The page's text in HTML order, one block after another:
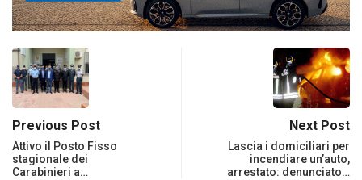
Previous Post
Attivo il Posto Fisso
stagionale dei
Carabinieri a…
Next Post
Lascia i domiciliari per
incendiare un’auto,
arrestato: denunciato…